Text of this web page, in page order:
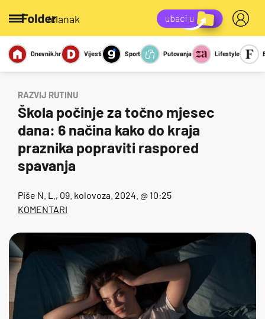
/članak
Miks Kviz
Report
Sexy
Dnevnik.hr Vijesti Sport Putovanja Lifestyle
RAZVIJ RUTINU
Škola počinje za točno mjesec
dana: 6 načina kako do kraja
praznika popraviti raspored
spavanja
Piše N. L. , 09. kolovoza. 2024. @ 10:25
KOMENTARI